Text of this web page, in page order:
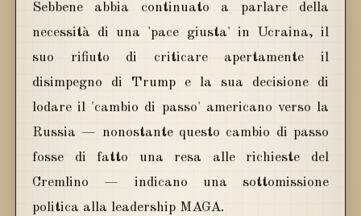
Sebbene abbia continuato a parlare della
necessità di una 'pace giusta' in Ucraina, il
suo rifiuto di criticare apertamente il
disimpegno di Trump e la sua decisione di
lodare il 'cambio di passo' americano verso la
Russia — nonostante questo cambio di passo
fosse di fatto una resa alle richieste del
Cremlino — indicano una sottomissione
politica alla leadership MAGA.